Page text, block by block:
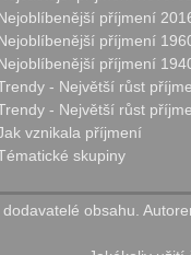
příjmení
příjmení
příjmení
- Největší růst
- Největší růst
vznikala příjmení
skupiny
obsahu.